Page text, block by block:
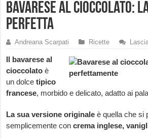
Bavarese al cioccolato:
perfetta
Andreana Scarpati Ricette
Il bavarese al
cioccolato è
un dolcetipico
francese, morbido e delicato, adatto ai
La sua versione originale è quella che si
semplicemente concrema inglese,